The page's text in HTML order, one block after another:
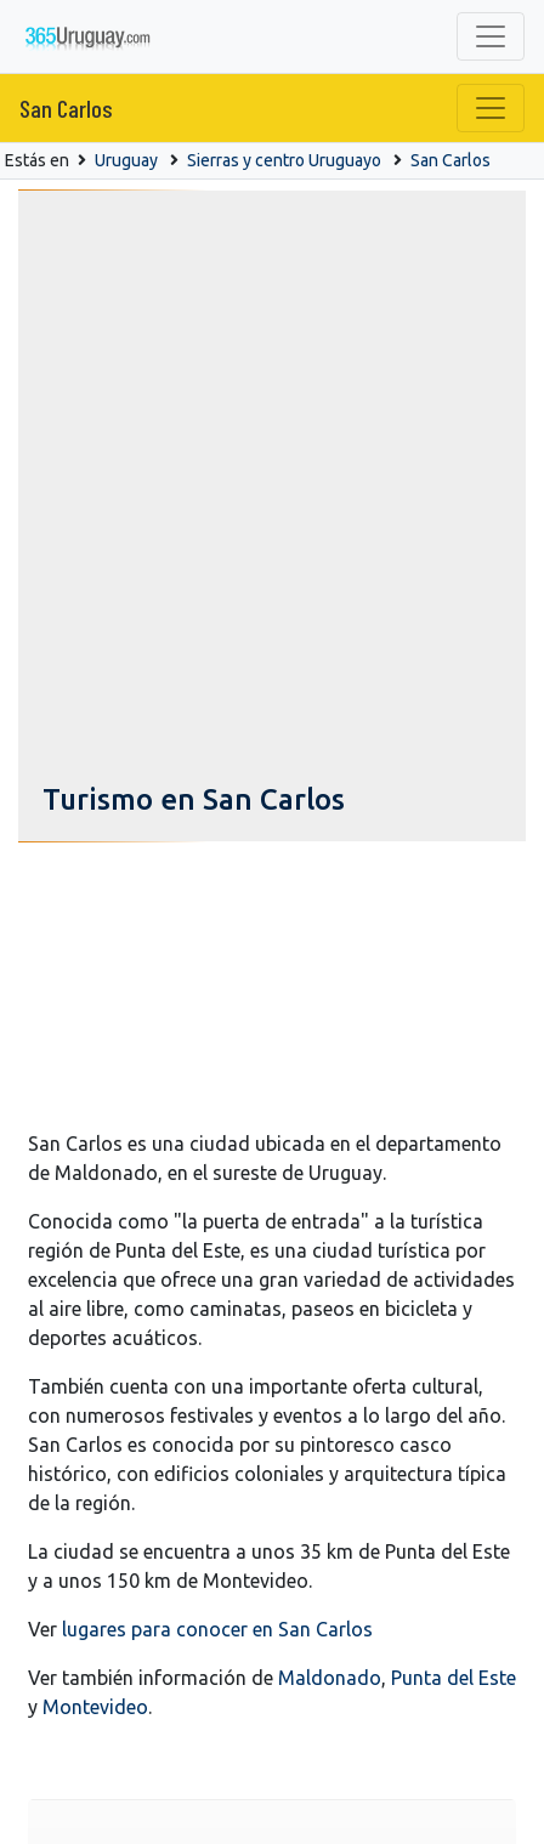
San Carlos
Estás en Uruguay Sierras y centro Uruguayo San Carlos
Turismo en San Carlos
San Carlos es una ciudad ubicada en el departamento
de Maldonado, en el sureste de Uruguay.
Conocida como "la puerta de entrada" a la turística
región de Punta del Este, es una ciudad turística por
excelencia que ofrece una gran variedad de actividades
al aire libre, como caminatas, paseos en bicicleta y
deportes acuáticos.
También cuenta con una importante oferta cultural,
con numerosos festivales y eventos a lo largo del año.
San Carlos es conocida por su pintoresco casco
histórico, con edificios coloniales y arquitectura típica
de la región.
La ciudad se encuentra a unos 35 km de Punta del Este
y a unos 150 km de Montevideo.
Ver lugares para conocer en San Carlos
Ver también información de Maldonado, Punta del Este
y Montevideo.